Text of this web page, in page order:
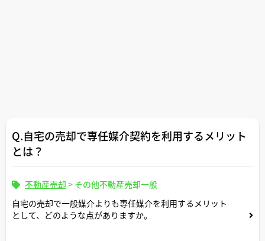
Q.自宅の売却で専任媒介契約を利用するメリット
とは？
不動産売却 > その他不動産売却一般
自宅の売却で一般媒介よりも専任媒介を利用するメリット
として、どのような点がありますか。